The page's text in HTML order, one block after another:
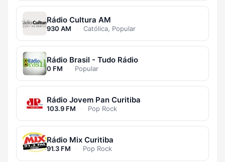
Rádio Cultura AM
930 AM · Católica, Popular
Rádio Brasil - Tudo Rádio
0 FM · Popular
Rádio Jovem Pan Curitiba
103.9 FM · Pop Rock
Rádio Mix Curitiba
91.3 FM · Pop Rock